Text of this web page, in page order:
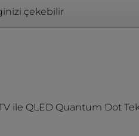
çekebilir
ile QLED Quantum Dot